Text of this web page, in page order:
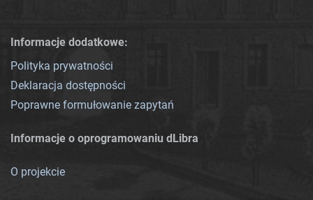
Informacje dodatkowe:
Polityka prywatności
Deklaracja dostępności
Poprawne formułowanie zapytań
Informacje o oprogramowaniu dLibra
O projekcie